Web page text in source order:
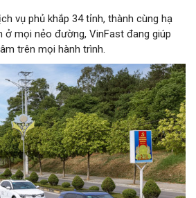
vụ phủ khắp 34 tỉnh, thành cùng hạ
ở mọi nẻo đường, VinFast đang giúp
trên mọi hành trình.